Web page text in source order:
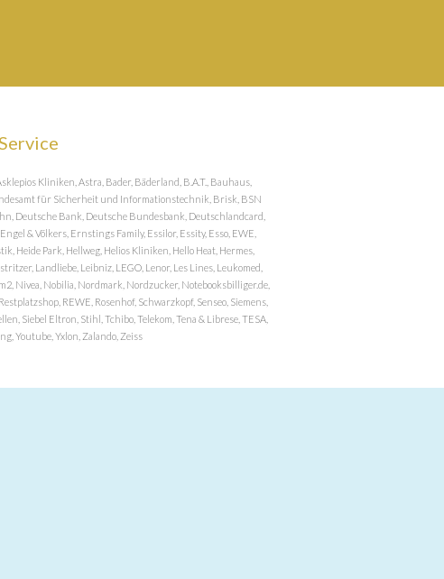
Kliniken, Astra, Bader, Bäderland, B.A.T., Bauhaus,
für Sicherheit und Informationstechnik, Brisk, BSN
Deutsche Bank, Deutsche Bundesbank, Deutschlandcard,
& Völkers, Ernstings Family, Essilor, Essity, Esso, EWE,
Heide Park, Hellweg, Helios Kliniken, Hello Heat, Hermes,
Landliebe, Leibniz, LEGO, Lenor, Les Lines, Leukomed,
Nivea, Nobilia, Nordmark, Nordzucker, Notebooksbilliger.de,
REWE, Rosenhof, Schwarzkopf, Senseo, Siemens,
Siebel Eltron, Stihl, Tchibo, Telekom, Tena & Librese, TESA,
Youtube, Yxlon, Zalando, Zeiss